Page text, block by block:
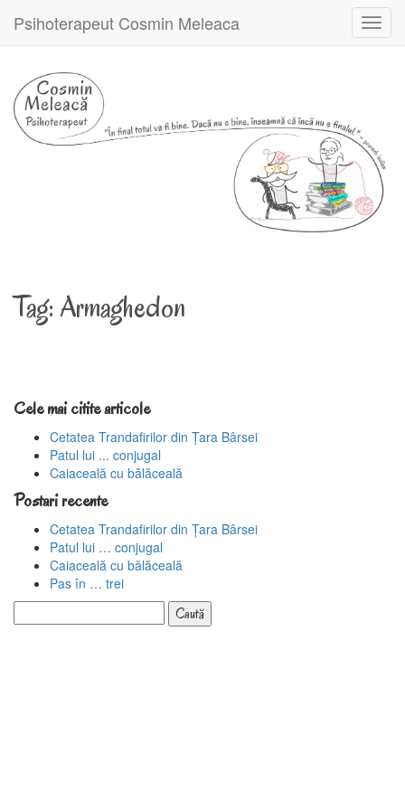
Psihoterapeut Cosmin Meleaca
Tag: Armaghedon
Cele mai citite articole
Cetatea Trandafirilor din Țara Bârsei
Patul lui ... conjugal
Caiaceală cu bălăceală
Postari recente
Cetatea Trandafirilor din Țara Bârsei
Patul lui … conjugal
Caiaceală cu bălăceală
Pas în … trei
după: